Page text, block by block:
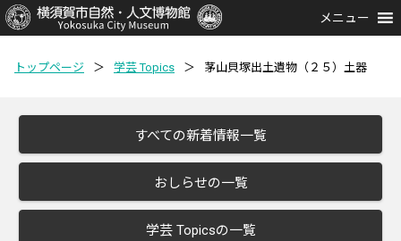
メニュー
トップページ ＞ 学芸 Topics ＞ 茅山貝塚出土遺物（２５）土器
すべての新着情報一覧
おしらせの一覧
学芸 Topicsの一覧